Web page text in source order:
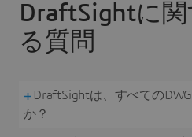
DraftSightに
る質問
DraftSightは、すべての
か？